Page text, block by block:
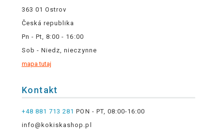
363 01 Ostrov
Česká republika
Pn - Pt, 8:00 - 16:00
Sob - Niedz, nieczynne
mapa tutaj
Kontakt
+48 881 713 281 PON - PT, 08:00-16:00
info@kokiskashop.pl